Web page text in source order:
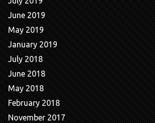
June 2019
May 2019
January 2019
July 2018
June 2018
May 2018
February 2018
November 2017